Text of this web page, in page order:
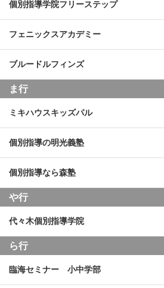
個別指導学院フリーステップ
フェニックスアカデミー
ブルードルフィンズ
ま行
ミキハウスキッズパル
個別指導の明光義塾
個別指導なら森塾
や行
代々木個別指導学院
ら行
臨海セミナー 小中学部